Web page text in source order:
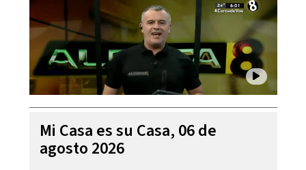
Mi Casa es su Casa, 06 de
agosto 2026